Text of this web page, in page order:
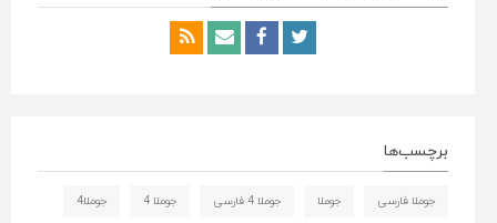
برچسب‌ها
جوملا فارسی جوملا جوملا 4 فارسی جوملا 4 جوملا4